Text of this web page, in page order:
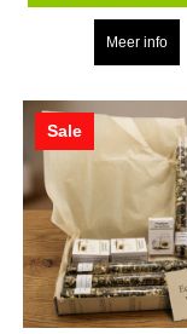
Meer info
Sale